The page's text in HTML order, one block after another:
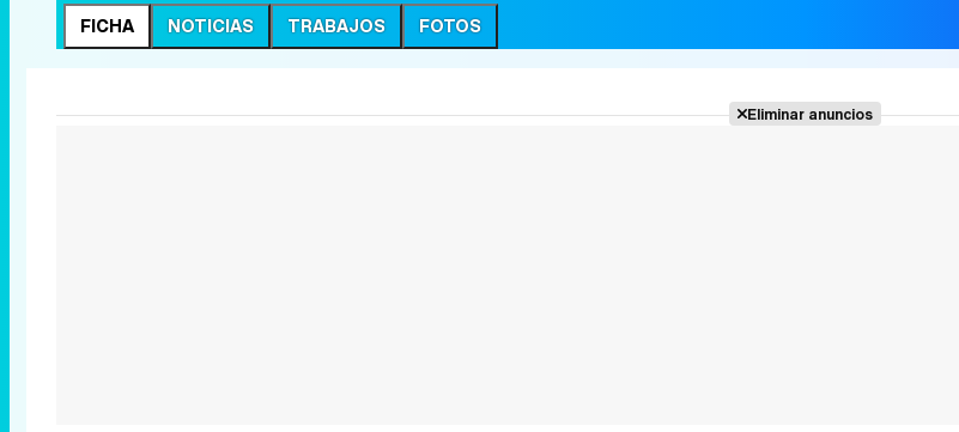
FICHA NOTICIAS TRABAJOS FOTOS
Eliminar anuncios